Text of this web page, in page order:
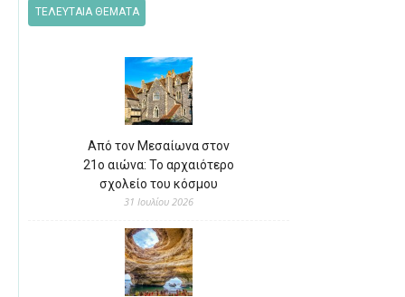
ΤΕΛΕΥΤΑΙΑ ΘΕΜΑΤΑ
Από τον Μεσαίωνα στον
21ο αιώνα: Το αρχαιότερο
σχολείο του κόσμου
31 Ιουλίου 2026